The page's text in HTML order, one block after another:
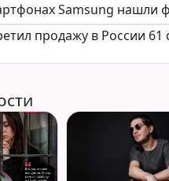
Samsung нашли
продажу в России